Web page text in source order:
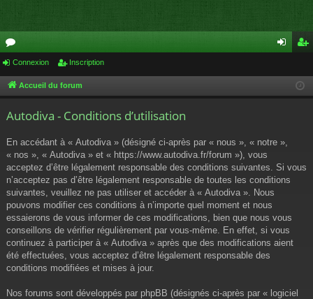
or
u cri
Connexion Inscription
Accueil du forum
Autodiva - Conditions d’utilisation
En accédant à « Autodiva » (désigné ci-après par « nous », « notre »,
« nos », « Autodiva » et « https://www.autodiva.fr/forum »), vous
acceptez d’être légalement responsable des conditions suivantes. Si vous
n’acceptez pas d’être légalement responsable de toutes les conditions
suivantes, veuillez ne pas utiliser et accéder à « Autodiva ». Nous
pouvons modifier ces conditions à n’importe quel moment et nous
essaierons de vous informer de ces modifications, bien que nous vous
conseillons de vérifier régulièrement par vous-même. En effet, si vous
continuez à participer à « Autodiva » après que des modifications aient
été effectuées, vous acceptez d’être légalement responsable des
conditions modifiées et mises à jour.
Nos forums sont développés par phpBB (désignés ci-après par « logiciel